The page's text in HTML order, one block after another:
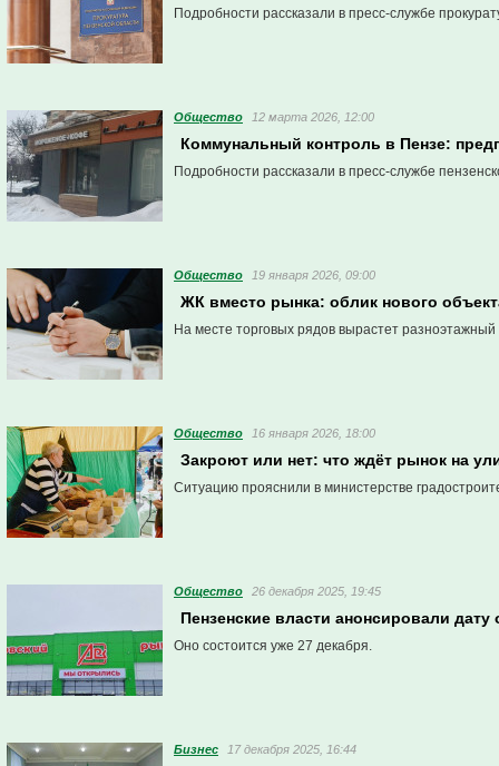
Подробности рассказали в пресс-службе
Общество 12 марта 2026, 12:00
Коммунальный контроль в Пензе:
Подробности рассказали в пресс-службе
Общество 19 января 2026, 09:00
ЖК вместо рынка: облик нового
На месте торговых рядов вырастет
Общество 16 января 2026, 18:00
Закроют или нет: что ждёт рынок на
Ситуацию прояснили в министерстве
Общество 26 декабря 2025, 19:45
Пензенские власти анонсировали
Оно состоится уже 27 декабря.
Бизнес 17 декабря 2025, 16:44